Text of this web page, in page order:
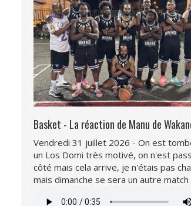
Basket - La réaction de Manu de
Vendredi 31 juillet 2026 - On est
un Los Domi très motivé, on n'est
côté mais cela arrive, je n'étais pas
mais dimanche se sera un autre match
audio